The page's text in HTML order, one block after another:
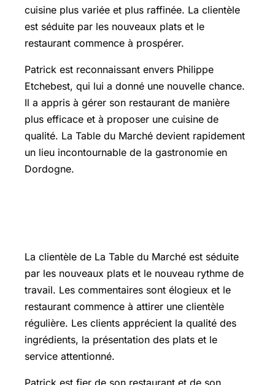
cuisine plus variée et plus raffinée. La clientèle
est séduite par les nouveaux plats et le
restaurant commence à prospérer.
Patrick est reconnaissant envers Philippe
Etchebest, qui lui a donné une nouvelle chance.
Il a appris à gérer son restaurant de manière
plus efficace et à proposer une cuisine de
qualité. La Table du Marché devient rapidement
un lieu incontournable de la gastronomie en
Dordogne.
La clientèle de La Table du Marché est séduite
par les nouveaux plats et le nouveau rythme de
travail. Les commentaires sont élogieux et le
restaurant commence à attirer une clientèle
régulière. Les clients apprécient la qualité des
ingrédients, la présentation des plats et le
service attentionné.
Patrick est fier de son restaurant et de son